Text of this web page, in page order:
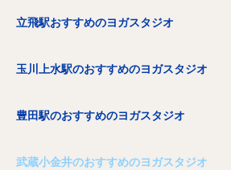
立飛駅おすすめのヨガスタジオ
玉川上水駅のおすすめのヨガスタジオ
豊田駅のおすすめのヨガスタジオ
武蔵小金井のおすすめのヨガスタジオ